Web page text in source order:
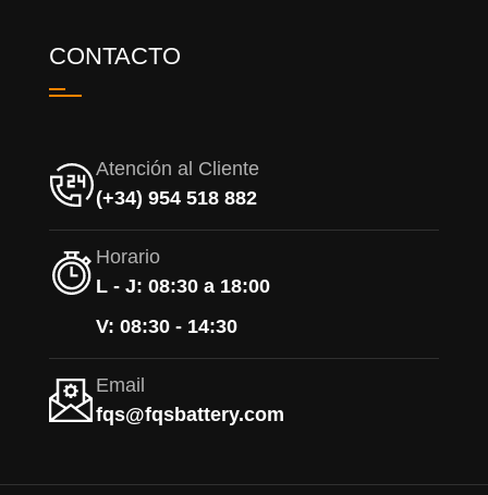
CONTACTO
Atención al Cliente
(+34) 954 518 882
Horario
L - J: 08:30 a 18:00
V: 08:30 - 14:30
Email
fqs@fqsbattery.com